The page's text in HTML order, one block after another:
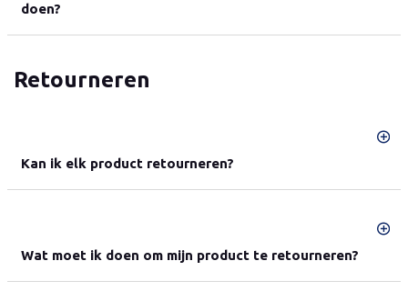
doen?
Retourneren
Kan ik elk product retourneren?
Wat moet ik doen om mijn product te retourneren?